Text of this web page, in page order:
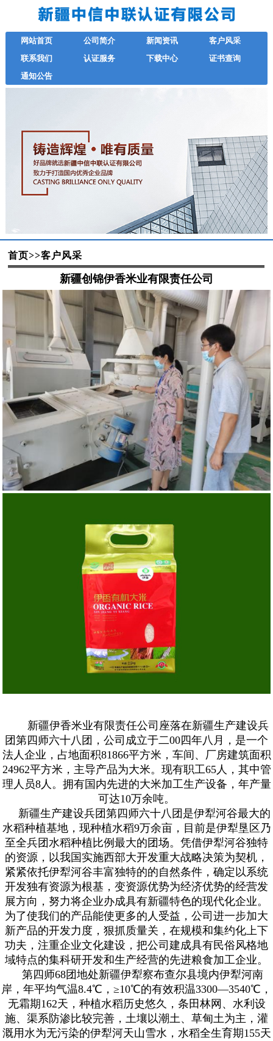
网站首页 公司简介 新闻资讯
客户风采
联系我们
认证服务 下载中心
证书查询
通知公告
首页>>客户风采
新疆创锦伊香米业有限责任公司
新疆伊香米业有限责任公司座落在新疆生产建设兵
团第四师六十八团，公司成立于二00四年八月，是一个
法人企业，占地面积81866平方米，车间、厂房建筑面积
24962平方米，主导产品为大米。现有职工65人，其中管
理人员8人。拥有国内先进的大米加工生产设备，年产量
可达10万余吨。
新疆生产建设兵团第四师六十八团是伊犁河谷最大的
水稻种植基地，现种植水稻9万余亩，目前是伊犁垦区乃
至全兵团水稻种植比例最大的团场。凭借伊犁河谷独特
的资源，以我国实施西部大开发重大战略决策为契机，
紧紧依托伊犁河谷丰富独特的的自然条件，确定以系统
开发独有资源为根基，变资源优势为经济优势的经营发
展方向，努力将企业办成具有新疆特色的现代化企业。
为了使我们的产品能使更多的人受益，公司进一步加大
新产品的开发力度，狠抓质量关，在规模和集约化上下
功夫，注重企业文化建设，把公司建成具有民俗风格地
域特点的集科研开发和生产经营的先进粮食加工企业。
第四师68团地处新疆伊犁察布查尔县境内伊犁河南
岸，年平均气温8.4℃，≥10℃的有效积温3300—3540℃，
无霜期162天，种植水稻历史悠久，条田林网、水利设
施、渠系防渗比较完善，土壤以潮土、草甸土为主，灌
溉用水为无污染的伊犁河天山雪水，水稻全生育期155天